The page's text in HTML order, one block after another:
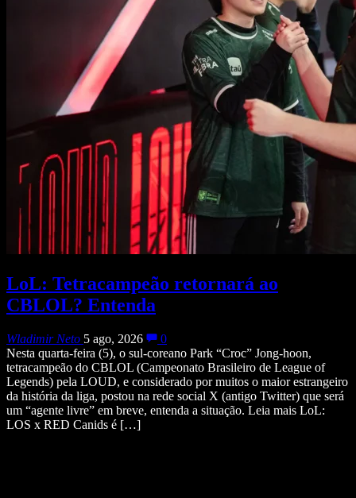
LoL: Tetracampeão retornará ao
CBLOL? Entenda
Wladimir Neto 5 ago, 2026
0
Nesta quarta-feira (5), o sul-coreano Park “Croc” Jong-hoon,
tetracampeão do CBLOL (Campeonato Brasileiro de League of
Legends) pela LOUD, e considerado por muitos o maior estrangeiro
da história da liga, postou na rede social X (antigo Twitter) que será
um “agente livre” em breve, entenda a situação. Leia mais LoL:
LOS x RED Canids é […]